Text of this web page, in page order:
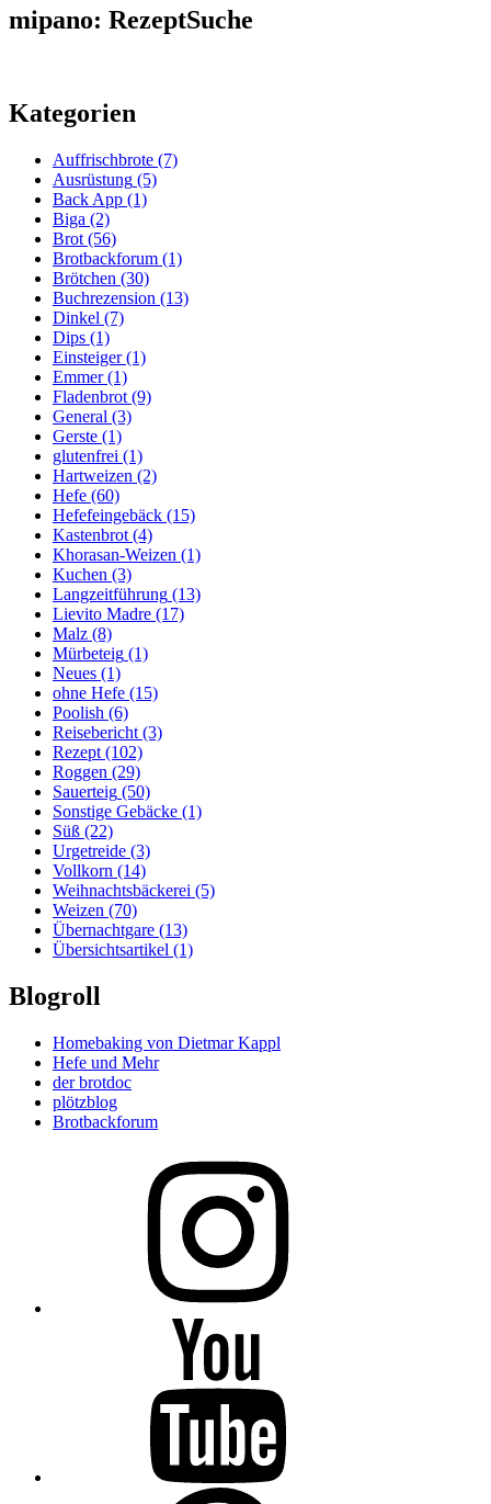
mipano: RezeptSuche
Kategorien
Auffrischbrote (7)
Ausrüstung (5)
Back App (1)
Biga (2)
Brot (56)
Brotbackforum (1)
Brötchen (30)
Buchrezension (13)
Dinkel (7)
Dips (1)
Einsteiger(1)
Emmer(1)
Fladenbrot (9)
General (3)
Gerste (1)
glutenfrei (1)
Hartweizen (2)
Hefe (60)
Hefefeingebäck (15)
Kastenbrot (4)
Khorasan-Weizen (1)
Kuchen (3)
Langzeitführung (13)
Lievito Madre (17)
Malz (8)
Mürbeteig (1)
Neues (1)
ohne Hefe (15)
Poolish (6)
Reisebericht (3)
Rezept (102)
Roggen (29)
Sauerteig (50)
Sonstige Gebäcke (1)
Süß (22)
Urgetreide (3)
Vollkorn (14)
Weihnachtsbäckerei (5)
Weizen (70)
Übernachtgare (13)
Übersichtsartikel (1)
Blogroll
Homebaking von Dietmar Kappl
Hefe und Mehr
der brotdoc
plötzblog
Brotbackforum